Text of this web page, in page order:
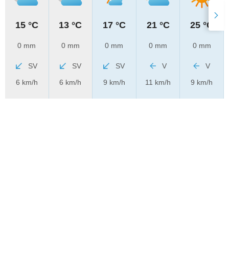
15 °C
0 mm
SV
6 km/h
13 °C
0 mm
SV
6 km/h
17 °C
0 mm
SV
9 km/h
21 °C
0 mm
V
11 km/h
25 °C
0 mm
V
9 km/h